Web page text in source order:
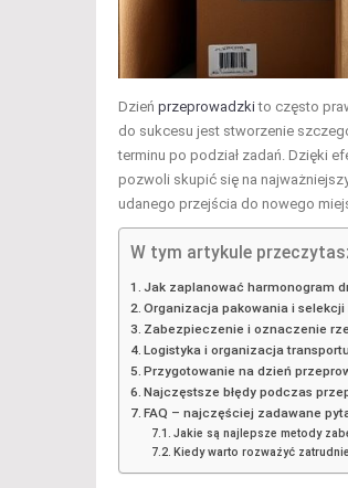
Dzień przeprowadzkito często
do sukcesu jest stworzenie
terminu po podział zadań. Dzięki
pozwoli skupić się na
udanego przejścia do nowego
W tym artykule
Jak zaplanować harmonogram
Organizacja pakowania i
Zabezpieczenie i oznaczenie
Logistyka i organizacja
Przygotowanie na dzień
Najczęstsze błędy podczas
FAQ – najczęściej zadawane
Jakie są najlepsze metody
Kiedy warto rozważyć